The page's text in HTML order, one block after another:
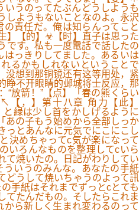
うのってたぶんどうしようも
しようもないことなのよ。永沢
責任だ。俺は知らんってこと
】【的】☣【时】直子は思った
です。私も一度電話で話したの
っきりしてました。あるいは
るかもしれないということで
想到那铜镜还有这等用处，紧
睁不开眼睛的邺城将士反应，那
“放箭！”【点】「春の熊くらい
，】第十八章 角力【此】
緑は少し首をかしげるように
あの子もう始めから全部しっか
っとあんなに元気でにこにこし
決めちゃってc気が楽になって
いろんなものを整理してcいら
て焼いたの。日記がわりしてい
いうのみんな。あなたの手紙
どうして焼いちゃうのよって訊
手紙はそれまでずっとcとても
てたんだもの。そしたらこれま
ら新しく生まれ変わるのって